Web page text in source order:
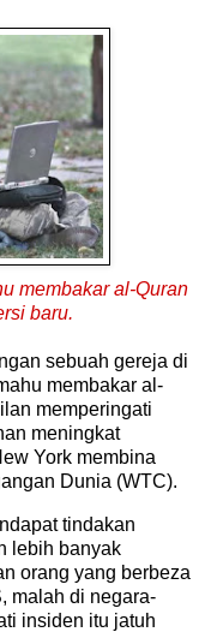
membakar al-Quran
baru.
sebuah gereja di
membakar al-
memperingati
meningkat
York membina
Dunia (WTC).
tindakan
lebih banyak
orang yang berbeza
malah di negara-
insiden itu jatuh